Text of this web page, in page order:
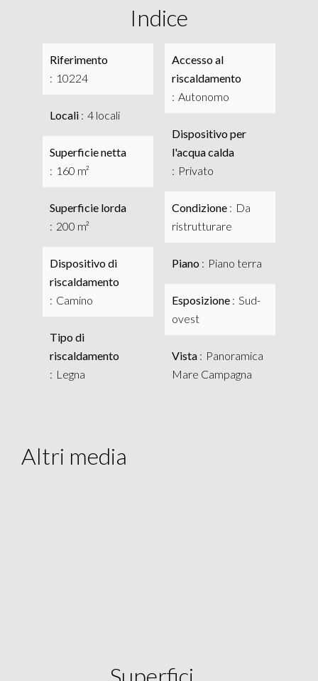
Indice
Riferimento
10224
Locali 4 locali
Superficie netta
160 m²
Superficie lorda
200 m²
Dispositivo di
riscaldamento
Camino
Tipo di
riscaldamento
Legna
Accesso al
riscaldamento
Autonomo
Dispositivo per
l'acqua calda
Privato
Condizione
Da
ristrutturare
Piano Piano terra
Esposizione
Sud-
ovest
Vista
Panoramica
Mare Campagna
Altri media